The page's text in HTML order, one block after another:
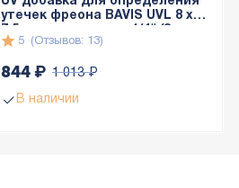
утечек фреона BAVIS UVL 8 x
по 7,5мл)(Отзывов: 13)
5
В наличии
1 013 ₽
844₽